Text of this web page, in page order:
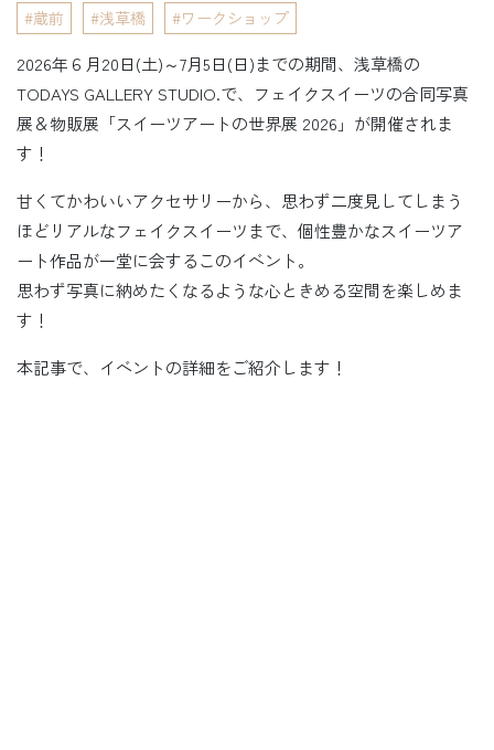
蔵前 浅草橋 ワークショップ
2026年６月20日(土)～7月5日(日)までの期間、浅草橋の
TODAYS GALLERY STUDIO.で、フェイクスイーツの合同写真
展＆物販展「スイーツアートの世界展 2026」が開催されま
す！
甘くてかわいいアクセサリーから、思わず二度見してしまう
ほどリアルなフェイクスイーツまで、個性豊かなスイーツア
ート作品が一堂に会するこのイベント。
思わず写真に納めたくなるような心ときめる空間を楽しめま
す！
本記事で、イベントの詳細をご紹介します！